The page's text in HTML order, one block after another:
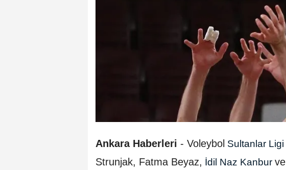
Ankara Haberleri - Voleybol Sultanlar Ligi
Strunjak, Fatma Beyaz, İdil Naz Kanbur ve